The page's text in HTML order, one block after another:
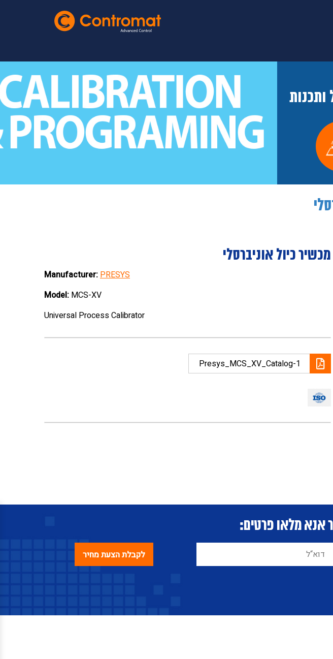
ותכנות
מכשיר כיול אוניברסלי
Manufacturer:PRESYS
Model: MCS-XV
Universal Process Calibrator
Presys_MCS_XV_Catalog-1
אנא מלאו פרטים: